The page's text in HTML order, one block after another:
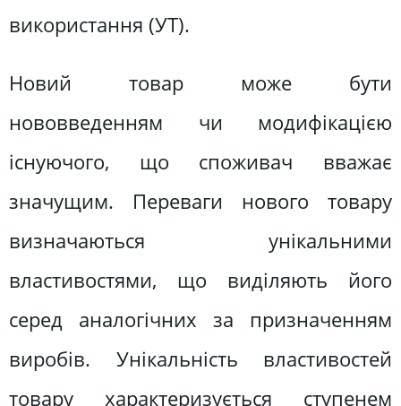
використання (УТ).
Новий товар може бути
нововведенням чи модифікацією
існуючого, що споживач вважає
значущим. Переваги нового товару
визначаються унікальними
властивостями, що виділяють його
серед аналогічних за призначенням
виробів. Унікальність властивостей
товару характеризується ступенем